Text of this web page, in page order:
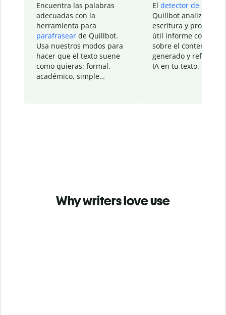
Encuentra las palabras
adecuadas con la
herramienta para
parafrasear de Quillbot.
Usa nuestros modos para
hacer que el texto suene
como quieras: formal,
académico, simple…
El detector de IA
Quillbot analiza tu
escritura y
útil informe con
sobre el contenido
generado y refinado
IA en tu texto.
Why writers love use